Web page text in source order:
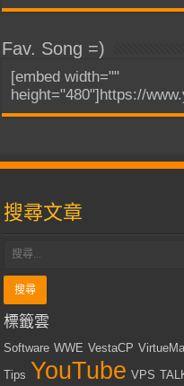
Fav. Song =)
[embed width=""
height="480"]https://
搜尋文章
標籤雲
Software WWE VestaCP
Tips YouTube VPS